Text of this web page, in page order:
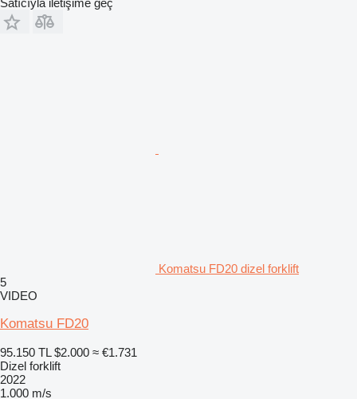
Satıcıyla iletişime geç
Komatsu FD20 dizel forklift
5
VIDEO
Komatsu FD20
95.150 TL $2.000 ≈ €1.731
Dizel forklift
2022
1.000 m/s